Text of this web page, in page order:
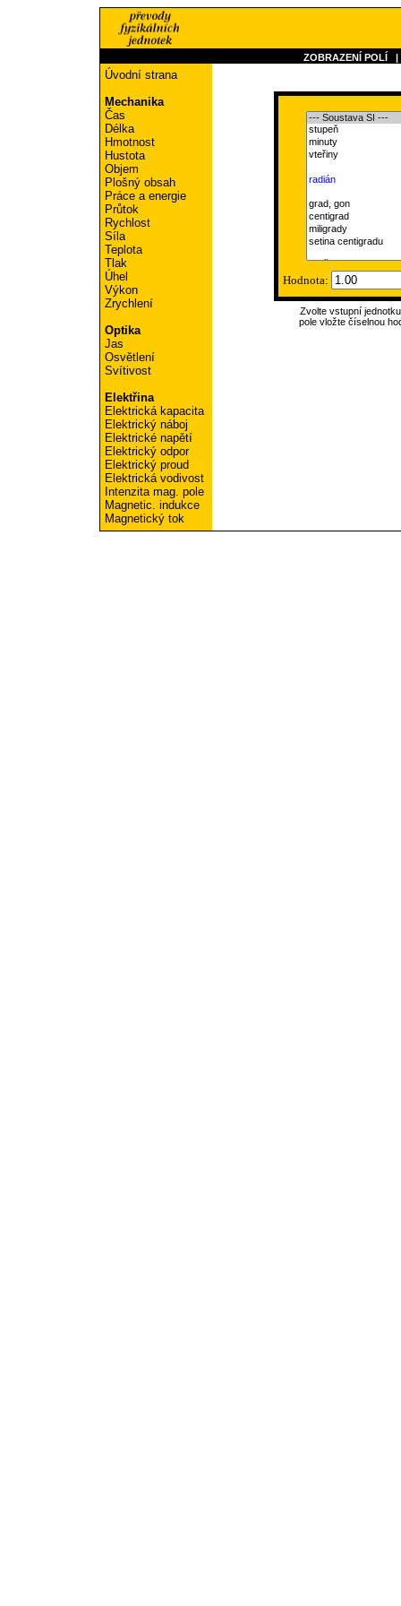
ZOBRAZENÍ POLÍ
Úvodní strana
Mechanika
Čas
Délka
Hmotnost
Hustota
Objem
Plošný obsah
Práce a energie
Průtok
Rychlost
Síla
Teplota
Tlak
Úhel
Výkon
Zrychlení
Optika
Jas
Osvětlení
Svítivost
Elektřina
Elektrická kapacita
Elektrický náboj
Elektrické napětí
Elektrický odpor
Elektrický proud
Elektrická vodivost
Intenzita mag. pole
Magnetic. indukce
Magnetický tok
Hodnota:
Zvolte vstupní
pole vložte číselnou